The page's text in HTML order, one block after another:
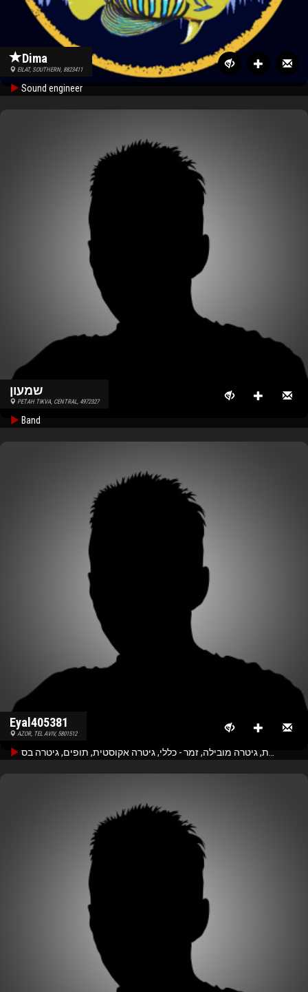
Dima
EILAT, SOUTHERN, 8823411
Sound engineer
שמעון
PETAH TIKVA, CENTRAL, 4972327
Band
Eyal405381
AZOR, TEL AVIV, 5801512
גיטרה קצבית, גיטרה מובילה, זמר - כללי, גיטרה אקוסטית, תופים, גיטרה בס